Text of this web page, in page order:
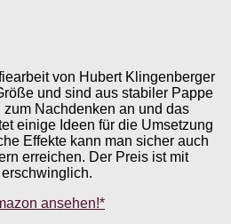
von Hubert Klingenberger
und sind aus stabiler Pappe
Nachdenken an und das
einige Ideen für die Umsetzung
Effekte kann man sicher auch
erreichen. Der Preis ist mit
ansehen!*